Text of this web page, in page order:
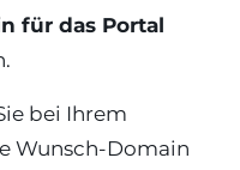
für das Portal
bei Ihrem
Wunsch-Domain